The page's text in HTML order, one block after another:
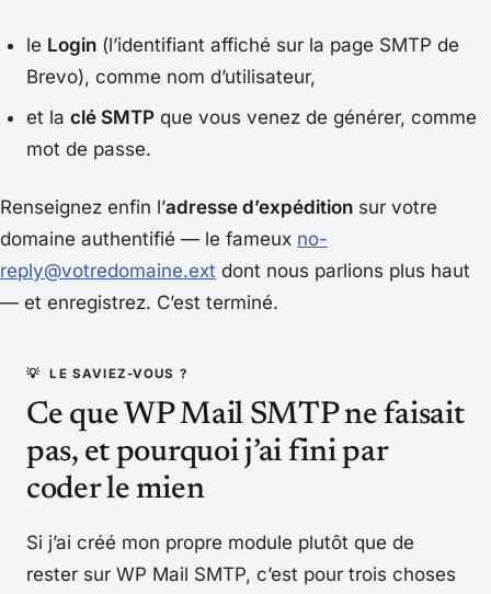
le Login(l’identifiant affiché sur la page SMTP de
Brevo), comme nom d’utilisateur,
et la clé SMTPque vous venez de générer, comme
mot de passe.
Renseignez enfin l’adresse d’expédition sur votre
domaine authentifié — le fameux no-
reply@votredomaine.ext dont nous parlions plus haut
— et enregistrez. C’est terminé.
Ce que WP Mail SMTP ne faisait
pas, et pourquoi j’ai fini par
coder le mien
Si j’ai créé mon propre module plutôt que de
rester sur WP Mail SMTP, c’est pour trois choses